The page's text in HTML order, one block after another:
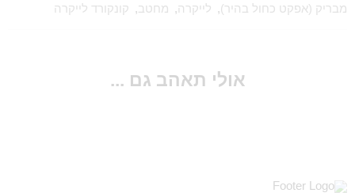
מבריק (אפקט כחול בהיר), לייקרה, מחטב, קונקורד לייקרה
אולי תאהב גם ...